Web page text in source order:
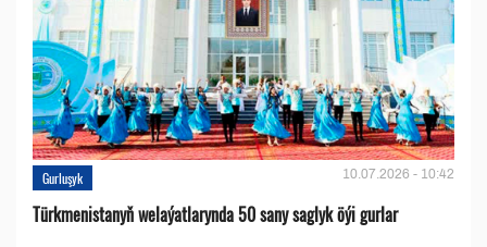
Gurluşyk 10.07.2026 - 10:42
Türkmenistanyň welaýatlarynda 50 sany saglyk öýi gurlar